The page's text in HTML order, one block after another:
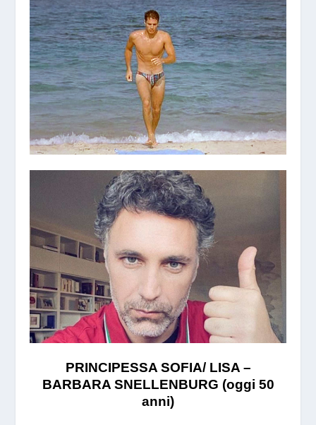
PRINCIPESSA SOFIA/ LISA –
BARBARA SNELLENBURG (oggi 50
anni)